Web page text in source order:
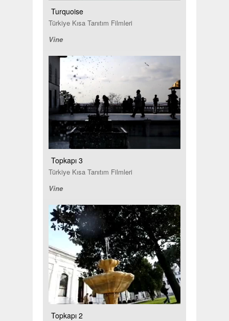
Turquoise
Türkiye Kısa Tanıtım Filmleri
Vine
Topkapı 3
Türkiye Kısa Tanıtım Filmleri
Vine
Topkapı 2